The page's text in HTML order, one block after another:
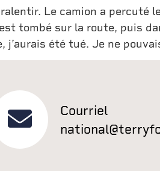
Le camion a percuté
tombé sur la route, puis
été tué. Je ne
Courriel